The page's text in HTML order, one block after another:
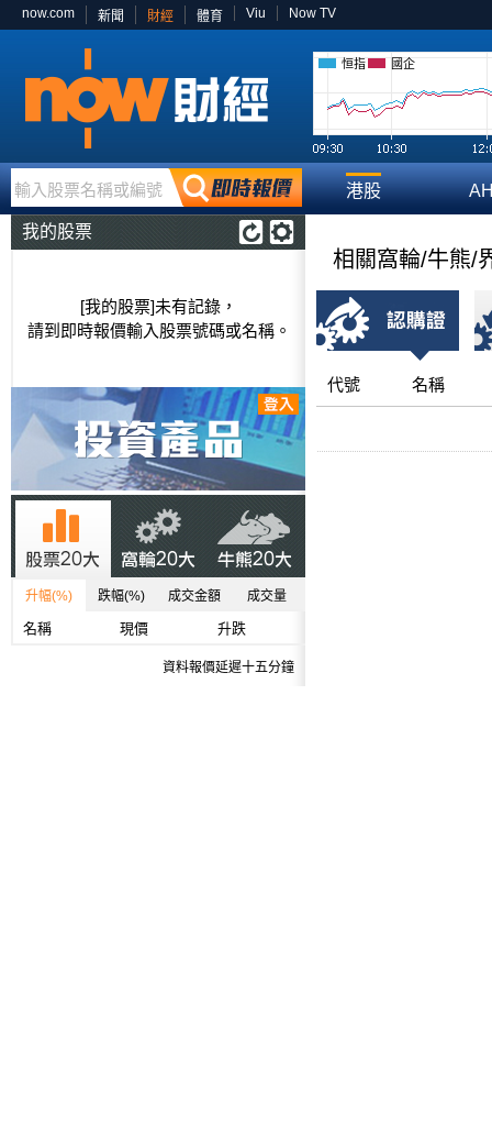
now.com 新聞 財經 體育 Viu Now TV
恒指 國企
輸入股票名稱或編號 港股
我的股票
[我的股票]未有記錄，
請到即時報價輸入股票號碼或名稱。
升幅(%) 跌幅(%) 成交金額 成交量
名稱 現價 升跌
資料報價延遲十五分鐘
相關窩輪/牛熊/
代號 名稱